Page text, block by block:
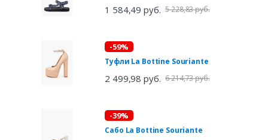
1 584,49 руб. 5 228,83 руб.
-59%
Туфли La Bottine Souriante
2 499,98 руб. 6 214,73 руб.
-39%
Сабо La Bottine Souriante